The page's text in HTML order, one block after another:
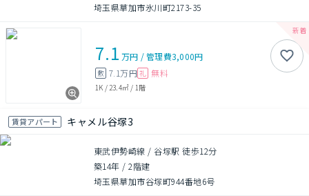
埼玉県草加市氷川町2173-35
7.1 万円 /管理費3,000円
敷 7.1万円 礼 無料
1K / 23.4㎡ / 1階
賃貸アパート キャメル谷塚3
東武伊勢崎線 / 谷塚駅 徒歩12分
築14年 /2階建
埼玉県草加市谷塚町944番地6号